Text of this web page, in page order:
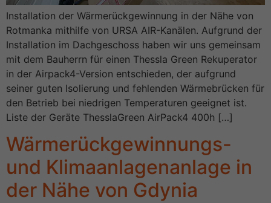
Installation der Wärmerückgewinnung in der Nähe von
Rotmanka mithilfe von URSA AIR-Kanälen. Aufgrund der
Installation im Dachgeschoss haben wir uns gemeinsam
mit dem Bauherrn für einen Thessla Green Rekuperator
in der Airpack4-Version entschieden, der aufgrund
seiner guten Isolierung und fehlenden Wärmebrücken für
den Betrieb bei niedrigen Temperaturen geeignet ist.
Liste der Geräte ThesslaGreen AirPack4 400h […]
Wärmerückgewinnungs-
und Klimaanlagenanlage in
der Nähe von Gdynia